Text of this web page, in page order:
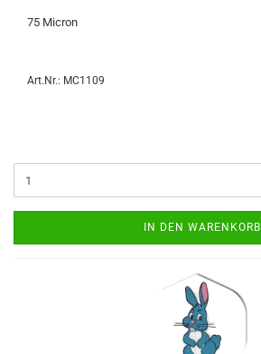
75 Mi­cron
Art.Nr.: MC1109
IN DEN WARENKORB